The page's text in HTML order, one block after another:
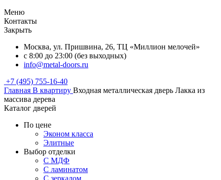
Меню
Контакты
Закрыть
Москва, ул. Пришвина, 26, ТЦ «Миллион мелочей»
с 8:00 до 23:00 (без выходных)
info@metal-doors.ru
+7 (495) 755-16-40
Главная В квартиру Входная металлическая дверь Лакка из
массива дерева
Каталог дверей
По цене
Эконом класса
Элитные
Выбор отделки
С МДФ
С ламинатом
С зеркалом